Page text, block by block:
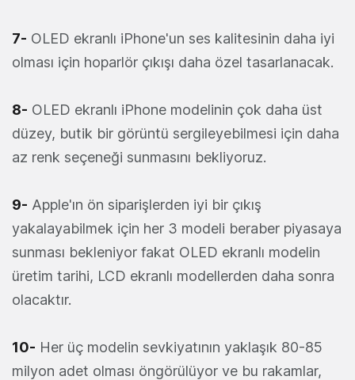
7- OLED ekranlı iPhone'un ses kalitesinin daha iyi
olması için hoparlör çıkışı daha özel tasarlanacak.
8- OLED ekranlı iPhone modelinin çok daha üst
düzey, butik bir görüntü sergileyebilmesi için daha
az renk seçeneği sunmasını bekliyoruz.
9- Apple'ın ön siparişlerden iyi bir çıkış
yakalayabilmek için her 3 modeli beraber piyasaya
sunması bekleniyor fakat OLED ekranlı modelin
üretim tarihi, LCD ekranlı modellerden daha sonra
olacaktır.
10- Her üç modelin sevkiyatının yaklaşık 80-85
milyon adet olması öngörülüyor ve bu rakamlar,